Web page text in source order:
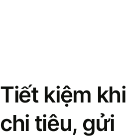
Tiết kiệm khi
chi tiêu, gửi